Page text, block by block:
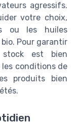
agressifs.
votre choix,
ou les huiles
Pour garantir
est bien
conditions de
produits bien